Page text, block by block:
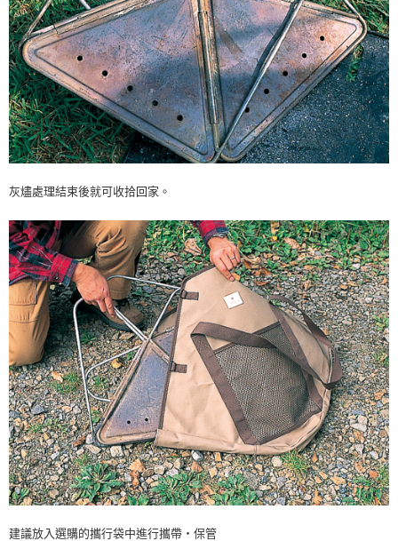
灰燼處理結束後就可收拾回家。
建議放入選購的攜行袋中進行攜帶‧保管